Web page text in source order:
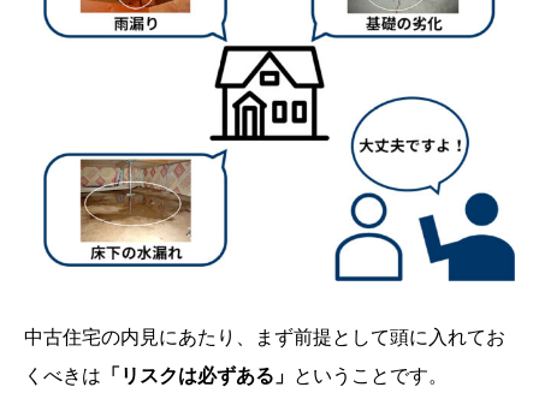
中古住宅の内見にあたり、まず前提として頭に入れてお
くべきは 「リスクは必ずある」 ということです。